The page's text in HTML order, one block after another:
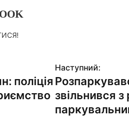
поліція
Наступний:
звільнився